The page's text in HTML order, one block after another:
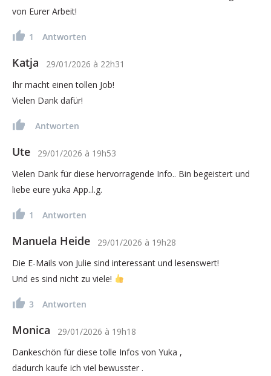
von Eurer Arbeit!
1 Antworten
Katja 29/01/2026 à 22h31
Ihr macht einen tollen Job!
Vielen Dank dafür!
Antworten
Ute 29/01/2026 à 19h53
Vielen Dank für diese hervorragende Info.. Bin begeistert und
liebe eure yuka App..l.g.
1 Antworten
Manuela Heide 29/01/2026 à 19h28
Die E-Mails von Julie sind interessant und lesenswert!
Und es sind nicht zu viele!
3 Antworten
Monica 29/01/2026 à 19h18
Dankeschön für diese tolle Infos von Yuka ,
dadurch kaufe ich viel bewusster .